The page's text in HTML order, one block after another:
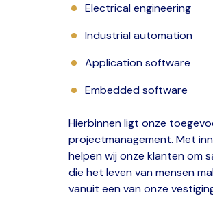
Electrical engineering
Industrial automation
Application software
Embedded software
Hierbinnen ligt onze
projectmanagement. Met
helpen wij onze klanten om
die het leven van mensen
vanuit een van onze